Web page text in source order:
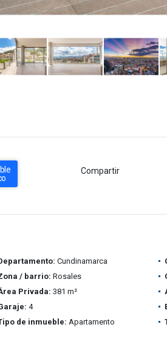
Compartir
Cundinamarca
/ barrio: Rosales
Privada: 381 m²
4
de inmueble: Apartamento